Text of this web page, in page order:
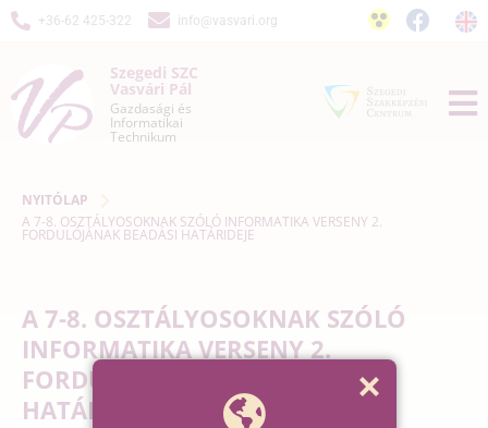
+36-62 425-322 info@vasvari.org
Szegedi SZC
Vasvári Pál
Gazdasági és
Informatikai
Technikum
NYITÓLAP
A 7-8. OSZTÁLYOSOKNAK SZÓLÓ INFORMATIKA VERSENY 2.
FORDULÓJÁNAK BEADÁSI HATÁRIDEJE
A 7-8. OSZTÁLYOSOKNAK SZÓLÓ
INFORMATIKA VERSENY 2.
FORDULÓJÁNAK BEADÁSI
HATÁRIDEJE